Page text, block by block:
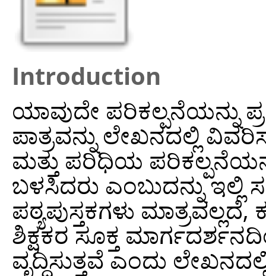
Introduction
ಯಾವುದೇ ಪರಿಕಲ್ಪನೆಯನ್ನು
ಪಾತ್ರವನ್ನು ಲೇಖನದಲ್ಲಿ
ಮತ್ತು ಪರಿಧಿಯ
ಬಳಸಿದರು ಎಂಬುದನ್ನು ಇಲ್ಲಿ
ಪಠ್ಯಪುಸ್ತಕಗಳು
ಶಿಕ್ಷಕರ ಸೂಕ್ತ
ವೃದ್ಧಿಸುತ್ತವೆ ಎಂದು